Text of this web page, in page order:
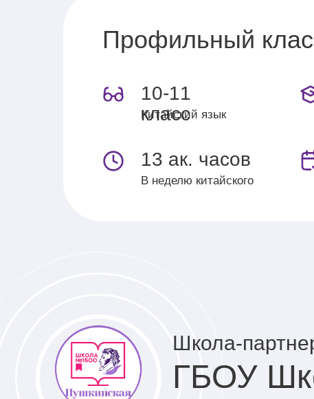
Профильный
10-11
класс
Китайский язык
13 ак. часов
В неделю китайского
Требования для
в профильный
ГБОУ
Школа-